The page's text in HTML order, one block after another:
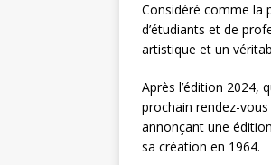
Considéré comme la
d’étudiants et de
artistique et un
Après l’édition 2024,
prochain rendez-
annonçant une
sa création en 1964.